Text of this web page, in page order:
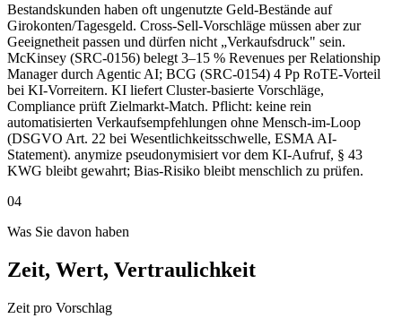
Bestandskunden haben oft ungenutzte Geld-Bestände auf
Girokonten/Tagesgeld. Cross-Sell-Vorschläge müssen aber zur
Geeignetheit passen und dürfen nicht „Verkaufsdruck" sein.
McKinsey (SRC-0156) belegt 3–15 % Revenues per Relationship
Manager durch Agentic AI; BCG (SRC-0154) 4 Pp RoTE-Vorteil
bei KI-Vorreitern. KI liefert Cluster-basierte Vorschläge,
Compliance prüft Zielmarkt-Match. Pflicht: keine rein
automatisierten Verkaufsempfehlungen ohne Mensch-im-Loop
(DSGVO Art. 22 bei Wesentlichkeitsschwelle, ESMA AI-
Statement). anymize pseudonymisiert vor dem KI-Aufruf, § 43
KWG bleibt gewahrt; Bias-Risiko bleibt menschlich zu prüfen.
04
Was Sie davon haben
Zeit, Wert, Vertraulichkeit
Zeit pro Vorschlag